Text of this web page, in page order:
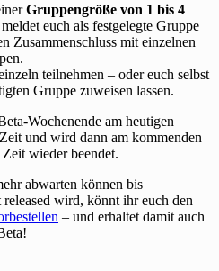
Gruppengröße von 1 bis 4
euch als festgelegte Gruppe
Zusammenschluss mit einzelnen
teilnehmen – oder euch selbst
Gruppe zuweisen lassen.
Wochenende am heutigen
und wird dann am kommenden
Zeit wieder beendet.
abwarten können bis
wird, könnt ihr euch den
– und erhaltet damit auch